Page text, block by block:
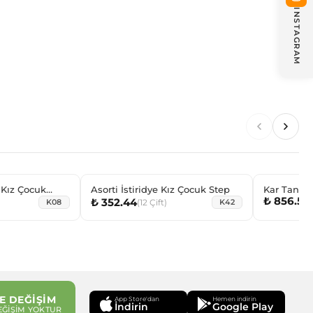
Çocuk
K08
Asorti İstiridye Kız Çocuk Step
₺ 352.44(12 Çift) K42
Kar
₺ 856.56
DEĞİŞİM
YOKTUR
App Store'dan
İndirin
Hemen indirin
Google Play
INSTAGRAM